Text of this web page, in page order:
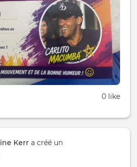
0 like
Kerr a créé un